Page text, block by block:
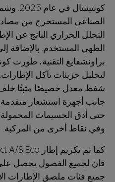
الصناعي المستخرج من
التحلل الحراري الناتج عن
الطهي المستخدم. بالإضافة
براونشفايغ التقنية، طورت
لتحليل جزيئات تآكل
شفط معدل خصيصًا مثبتًا خلف
جانب أجهزة استشعار
حتى أدق الجسيمات
وفي نقاط أخرى من المركبة.
جميع فئات ملصق الإطارات